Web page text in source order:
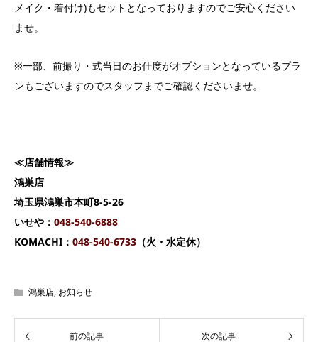
メイク・着付け)もセットとなっておりますのでご安心ください
ませ。
※一部、前撮り・式当日のお仕度がオプションとなっているプラ
ンもございますのでスタッフまでご確認くださいませ。
≪店舗情報≫
鴻巣店
埼玉県鴻巣市本町8-5-26
いせや： 048-540-6888
KOMACHI： 048-540-6733 （火・水定休）
鴻巣店, お知らせ